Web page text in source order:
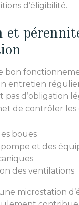
d’éligibilité.
et
bon
entretien
pas d’obligation
de contrôler les
boues
pompe et des
des ventilations
microstation